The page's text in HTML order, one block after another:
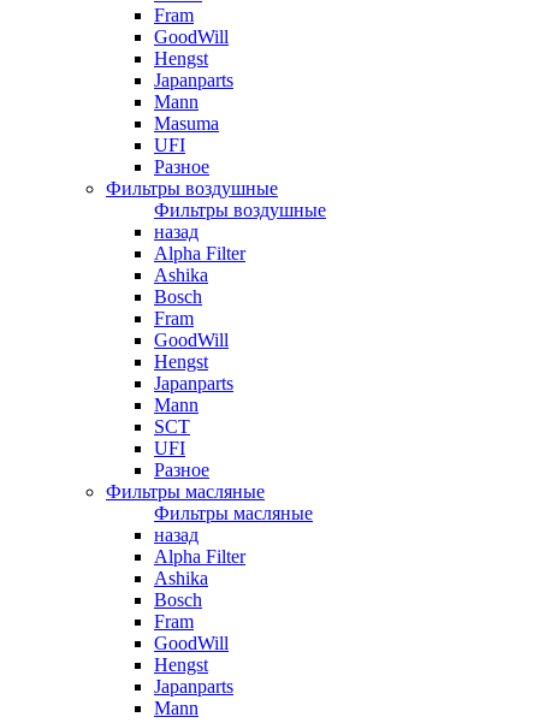
Fram
GoodWill
Hengst
Japanparts
Mann
Masuma
UFI
Разное
Фильтры воздушные
Фильтры воздушные
назад
Alpha Filter
Ashika
Bosch
Fram
GoodWill
Hengst
Japanparts
Mann
SCT
UFI
Разное
Фильтры масляные
Фильтры масляные
назад
Alpha Filter
Ashika
Bosch
Fram
GoodWill
Hengst
Japanparts
Mann